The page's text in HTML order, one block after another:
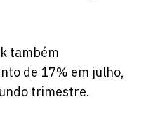
também
de 17% em julho,
trimestre.